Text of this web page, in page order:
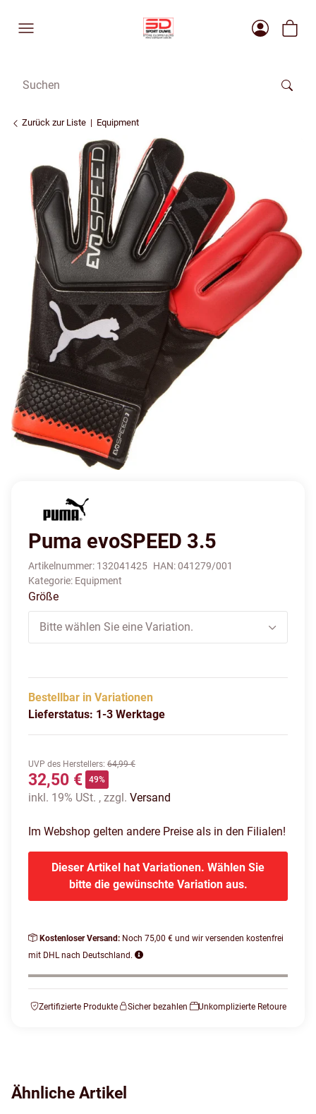
Zurück zur Liste Equipment
Puma evoSPEED 3.5
Artikelnummer: 132041425 HAN:041279/001
Kategorie: Equipment
Größe
Bitte wählen Sie eine Variation.
Bestellbar in Variationen
Lieferstatus: 1-3 Werktage
UVP des Herstellers: 64,99 €
32,50 € 49%
inkl. 19% USt. , zzgl. Versand
Im Webshop gelten andere Preise als in den Filialen!
Dieser Artikel hat Variationen. Wählen Sie
bitte die gewünschte Variation aus.
Kostenloser Versand: Noch 75,00 € und wir versenden kostenfrei
mit DHL nach Deutschland.
Zertifizierte Produkte Sicher bezahlen Unkomplizierte Retoure
Ähnliche Artikel